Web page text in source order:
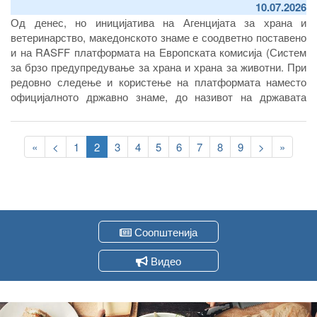
10.07.2026
Од денес, но иницијатива на Агенцијата за храна и
ветеринарство, македонското знаме е соодветно поставено
и на RASFF платформата на Европската комисија (Систем
за брзо предупредување за храна и храна за животни. При
редовно следење и користење на платформата наместо
официјалното државно знаме, до називот на државата
Pagination
First
page
«
Previous
page
< Page
1
Current
page
2 Page
3 Page
4 Page
5 Page
6 Page
7 Page
8 Page
9
Следна
страна
>
Last
page
»
Соопштенија
Видео